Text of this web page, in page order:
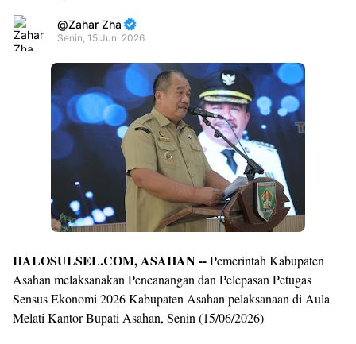
Zahar Zha
Senin, 15 Juni 2026
Premium
Raushan
HALOSULSEL.COM, ASAHAN --Pemerintah Kabupaten
Asahan melaksanakan Pencanangan dan Pelepasan Petugas
Sensus Ekonomi 2026 Kabupaten Asahan pelaksanaan di Aula
Melati Kantor Bupati Asahan, Senin (15/06/2026)